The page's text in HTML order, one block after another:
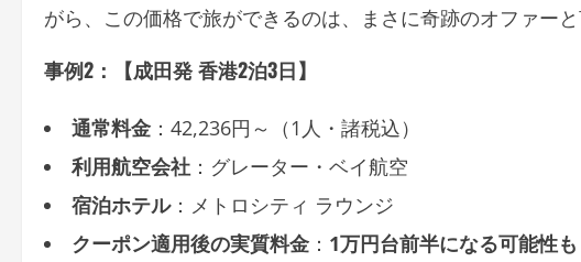
がら、この価格で旅ができるのは、まさに奇跡のオファーと
事例2：【成田発 香港2泊3日】
通常料金 ：42,236円～（1人・諸税込）
利用航空会社 ：グレーター・ベイ航空
宿泊ホテル：メトロシティ ラウンジ
クーポン適用後の実質料金 ： 1万円台前半になる可能性も